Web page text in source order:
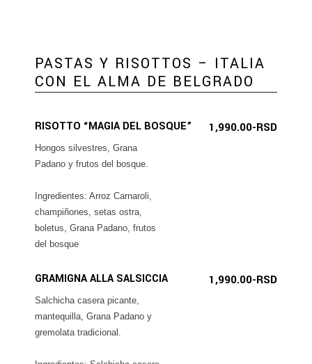
PASTAS Y RISOTTOS – ITALIA
CON EL ALMA DE BELGRADO
RISOTTO “MAGIA DEL BOSQUE” 1,990.00-RSD
Hongos silvestres, Grana
Padano y frutos del bosque.
Ingredientes: Arroz Carnaroli,
champiñones, setas ostra,
boletus, Grana Padano, frutos
del bosque
GRAMIGNA ALLA SALSICCIA 1,990.00-RSD
Salchicha casera picante,
mantequilla, Grana Padano y
gremolata tradicional.